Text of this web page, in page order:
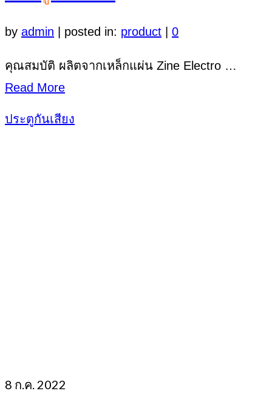
by admin posted in: product 0
คุณสมบัติ ผลิตจากเหล็กแผ่น Zine Electro …
Read More
ประตูกันเสียง
8 ก.ค. 2022